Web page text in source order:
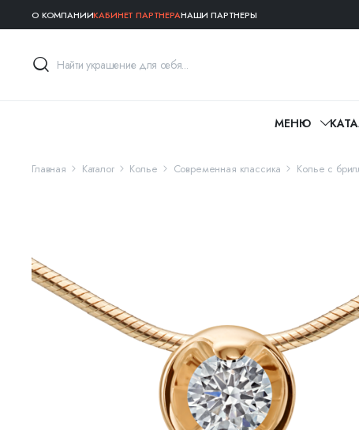
О КОМПАНИИКАБИНЕТ ПАРТНЕРАНАШИ ПАРТНЕРЫ
МЕНЮ
Главная Каталог Колье Современная классика Колье с